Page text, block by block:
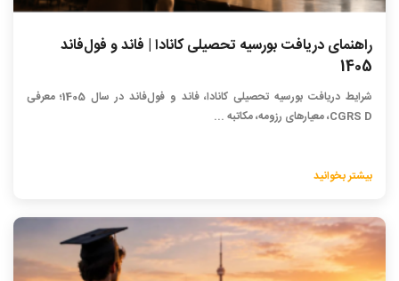
راهنمای دریافت بورسیه تحصیلی کانادا | فاند و فول‌فاند
1405
شرایط دریافت بورسیه تحصیلی کانادا، فاند و فول‌فاند در سال 1405؛ معرفی
CGRS D، معیارهای رزومه، مکاتبه ...
بیشتر بخوانید